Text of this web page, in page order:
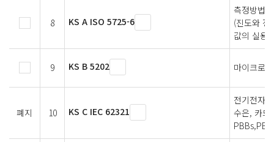
8 KS A ISO 5725-6
측정방법
(진도와
값의 실용
9 KS B 5202 마이크로
폐지 10 KS C IEC 62321
전기전자
수은, 카드